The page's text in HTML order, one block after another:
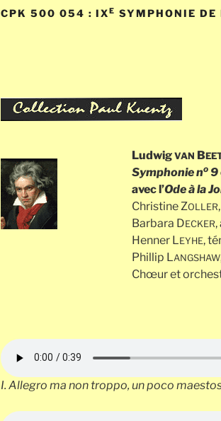
CPK 500 054 : IXE SYMPHONIE DE
Ludwig VAN B
Symphonie no 9
avec l’Ode à la
Christine ZOLLER
Barbara DECKER
Henner LEYHE,
Phillip LANGSHAW
Chœur et
I. Allegro ma non troppo, un poco